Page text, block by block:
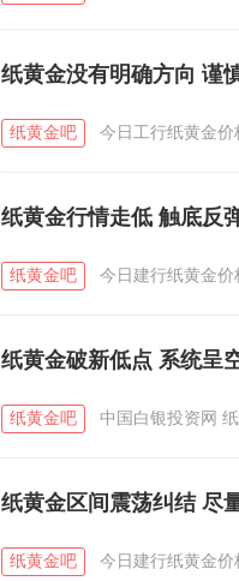
纸黄金没有明确方向 谨
纸黄金吧 今日工行纸黄金价
纸黄金行情走低 触底反
纸黄金吧 今日建行纸黄金价
纸黄金破新低点 系统呈
纸黄金吧 中国白银投资网
纸黄金区间震荡纠结 尽
纸黄金吧 今日建行纸黄金价